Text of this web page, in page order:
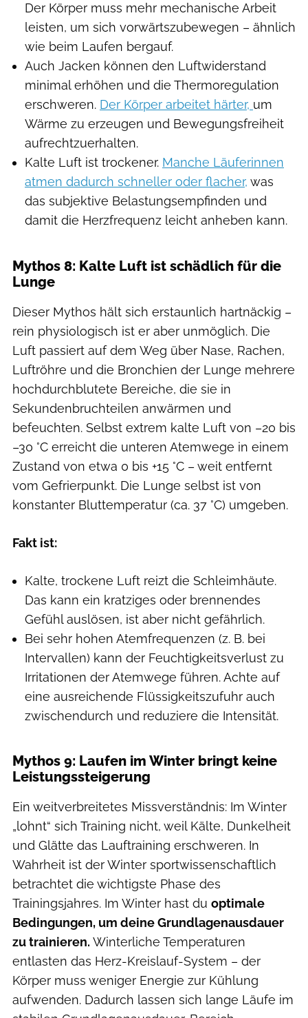
Der Körper muss mehr mechanische Arbeit
leisten, um sich vorwärtszubewegen – ähnlich
wie beim Laufen bergauf.
Auch Jacken können den Luftwiderstand
minimal erhöhen und die Thermoregulation
erschweren. Der Körper arbeitet härter, um
Wärme zu erzeugen und Bewegungsfreiheit
aufrechtzuerhalten.
Kalte Luft ist trockener. Manche Läuferinnen
atmen dadurch schneller oder flacher, was
das subjektive Belastungsempfinden und
damit die Herzfrequenz leicht anheben kann.
Mythos 8: Kalte Luft ist schädlich für die
Lunge
Dieser Mythos hält sich erstaunlich hartnäckig –
rein physiologisch ist er aber unmöglich. Die
Luft passiert auf dem Weg über Nase, Rachen,
Luftröhre und die Bronchien der Lunge mehrere
hochdurchblutete Bereiche, die sie in
Sekundenbruchteilen anwärmen und
befeuchten. Selbst extrem kalte Luft von –20 bis
–30 °C erreicht die unteren Atemwege in einem
Zustand von etwa 0 bis +15 °C – weit entfernt
vom Gefrierpunkt. Die Lunge selbst ist von
konstanter Bluttemperatur (ca. 37 °C) umgeben.
Fakt ist:
Kalte, trockene Luft reizt die Schleimhäute.
Das kann ein kratziges oder brennendes
Gefühl auslösen, ist aber nicht gefährlich.
Bei sehr hohen Atemfrequenzen (z. B. bei
Intervallen) kann der Feuchtigkeitsverlust zu
Irritationen der Atemwege führen. Achte auf
eine ausreichende Flüssigkeitszufuhr auch
zwischendurch und reduziere die Intensität.
Mythos 9: Laufen im Winter bringt keine
Leistungssteigerung
Ein weitverbreitetes Missverständnis: Im Winter
„lohnt“ sich Training nicht, weil Kälte, Dunkelheit
und Glätte das Lauftraining erschweren. In
Wahrheit ist der Winter sportwissenschaftlich
betrachtet die wichtigste Phase des
Trainingsjahres. Im Winter hast du optimale
Bedingungen, um deine Grundlagenausdauer
zu trainieren. Winterliche Temperaturen
entlasten das Herz-Kreislauf-System – der
Körper muss weniger Energie zur Kühlung
aufwenden. Dadurch lassen sich lange Läufe im